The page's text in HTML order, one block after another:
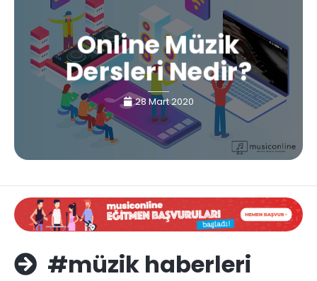
Online Müzik
Dersleri Nedir?
28 Mart 2020
#müzik haberleri